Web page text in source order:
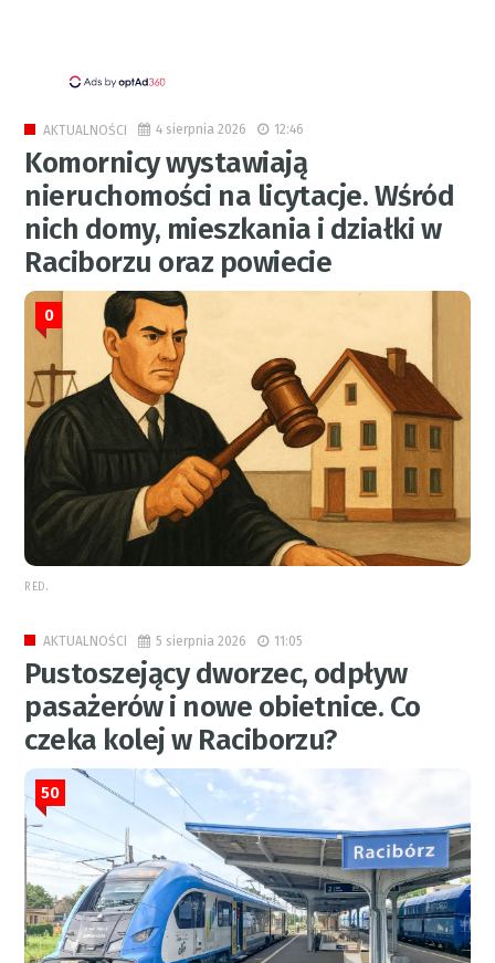
AKTUALNOŚCI 4 sierpnia 2026 12:46
Komornicy wystawiają
nieruchomości na licytacje. Wśród
nich domy, mieszkania i działki w
Raciborzu oraz powiecie
0
RED.
AKTUALNOŚCI 5 sierpnia 2026 11:05
Pustoszejący dworzec, odpływ
pasażerów i nowe obietnice. Co
czeka kolej w Raciborzu?
50